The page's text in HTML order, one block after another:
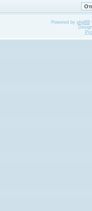
Powered by phpBB